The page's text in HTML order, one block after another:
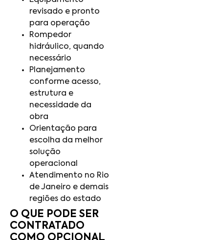
revisado e pronto
para operação
Rompedor
hidráulico, quando
necessário
Planejamento
conforme acesso,
estrutura e
necessidade da
obra
Orientação para
escolha da melhor
solução
operacional
Atendimento no Rio
de Janeiro e demais
regiões do estado
O QUE PODE SER
CONTRATADO
COMO OPCIONAL